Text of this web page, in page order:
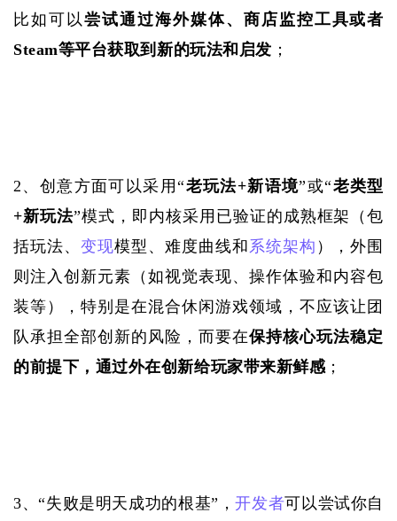
比如可以尝试通过海外媒体、商店监控工具或者
Steam等平台获取到新的玩法和启发 ；
2、 创意方面可以采用“老玩法+新语境”或“老类型
+新玩法”模式，即内核采用已验证的成熟框架（包
括玩法、变现模型、难度曲线和 系统架构 ），外围
则注入创新元素（如视觉表现、操作体验和内容包
装等），特别是在混合休闲游戏领域，不应该让团
队承担全部创新的风险，而要在保持核心玩法稳定
的前提下，通过外在创新给玩家带来新鲜感；
3、“失败是明天成功的根基”，开发者可以尝试你自